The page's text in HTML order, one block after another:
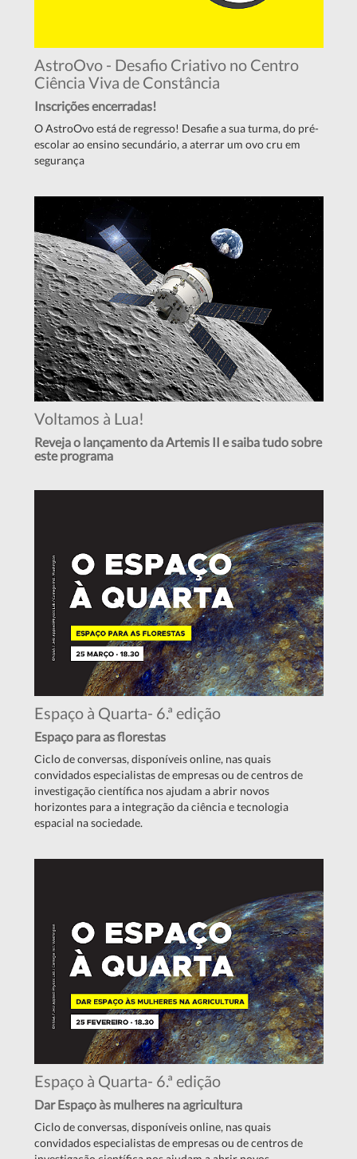
AstroOvo - Desafio Criativo no Centro
Ciência Viva de Constância
Inscrições encerradas!
O AstroOvo está de regresso! Desafie a sua turma, do pré-
escolar ao ensino secundário, a aterrar um ovo cru em
segurança
Voltamos à Lua!
Reveja o lançamento da Artemis II e saiba tudo sobre
este programa
Espaço à Quarta- 6.ª edição
Espaço para as florestas
Ciclo de conversas, disponíveis online, nas quais
convidados especialistas de empresas ou de centros de
investigação científica nos ajudam a abrir novos
horizontes para a integração da ciência e tecnologia
espacial na sociedade.
Espaço à Quarta- 6.ª edição
Dar Espaço às mulheres na agricultura
Ciclo de conversas, disponíveis online, nas quais
convidados especialistas de empresas ou de centros de